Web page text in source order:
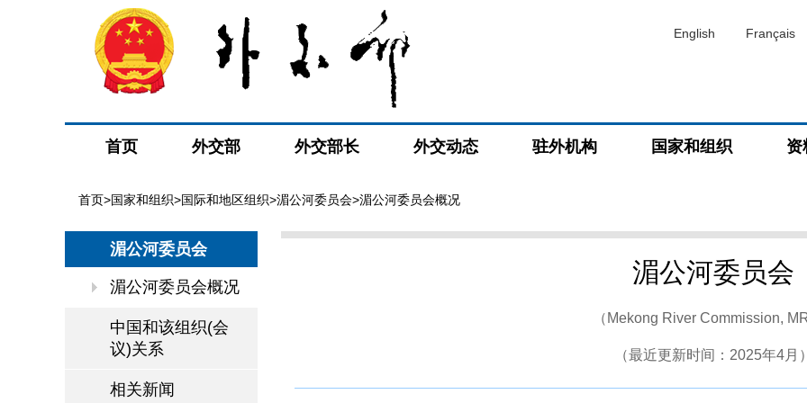
English Français
首页 外交部 外交部长 外交动态 驻外机构 国家和组织 资
首页>国家和组织>国际和地区组织>湄公河委员会>湄公河委员会概况
湄公河委员会
湄公河委员会概况
中国和该组织(会
议)关系
相关新闻
湄公河委员会
（Mekong River Commission,
（最近更新时间：2025年4月